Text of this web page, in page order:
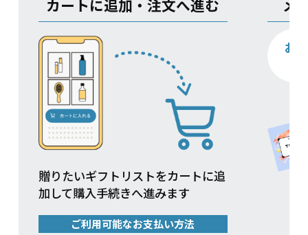
カートに追加・注文へ進む
贈りたいギフトリストをカートに追
加して購入手続きへ進みます
ご利用可能なお支払い方法
メ
お